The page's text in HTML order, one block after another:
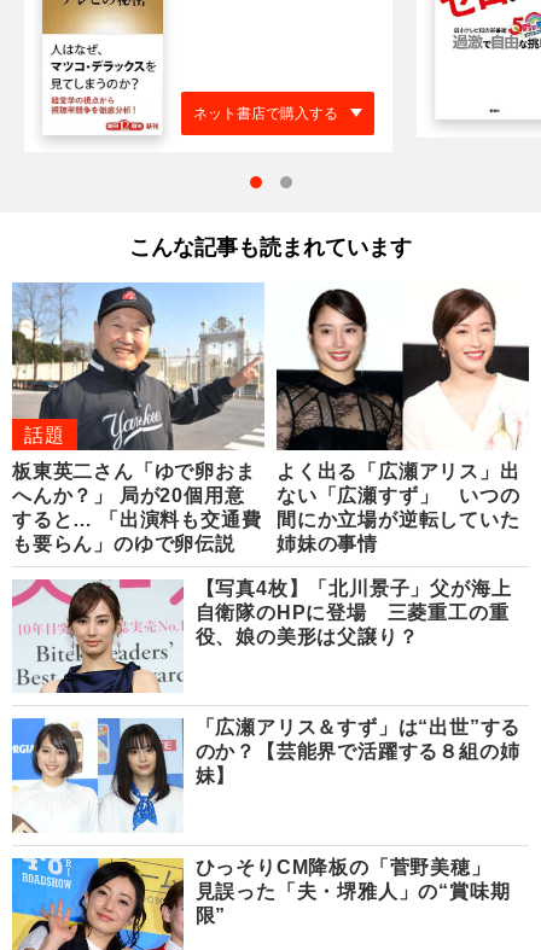
ネット書店で購入する
こんな記事も読まれています
話題
板東英二さん「ゆで卵おま
へんか？」 局が20個用意
すると… 「出演料も交通費
も要らん」のゆで卵伝説
よく出る「広瀬アリス」出
ない「広瀬すず」 いつの
間にか立場が逆転していた
姉妹の事情
【写真4枚】「北川景子」父が海上
自衛隊のHPに登場 三菱重工の重
役、娘の美形は父譲り？
「広瀬アリス＆すず」は“出世”する
のか？【芸能界で活躍する８組の姉
妹】
ひっそりCM降板の「菅野美穂」
見誤った「夫・堺雅人」の“賞味期
限”